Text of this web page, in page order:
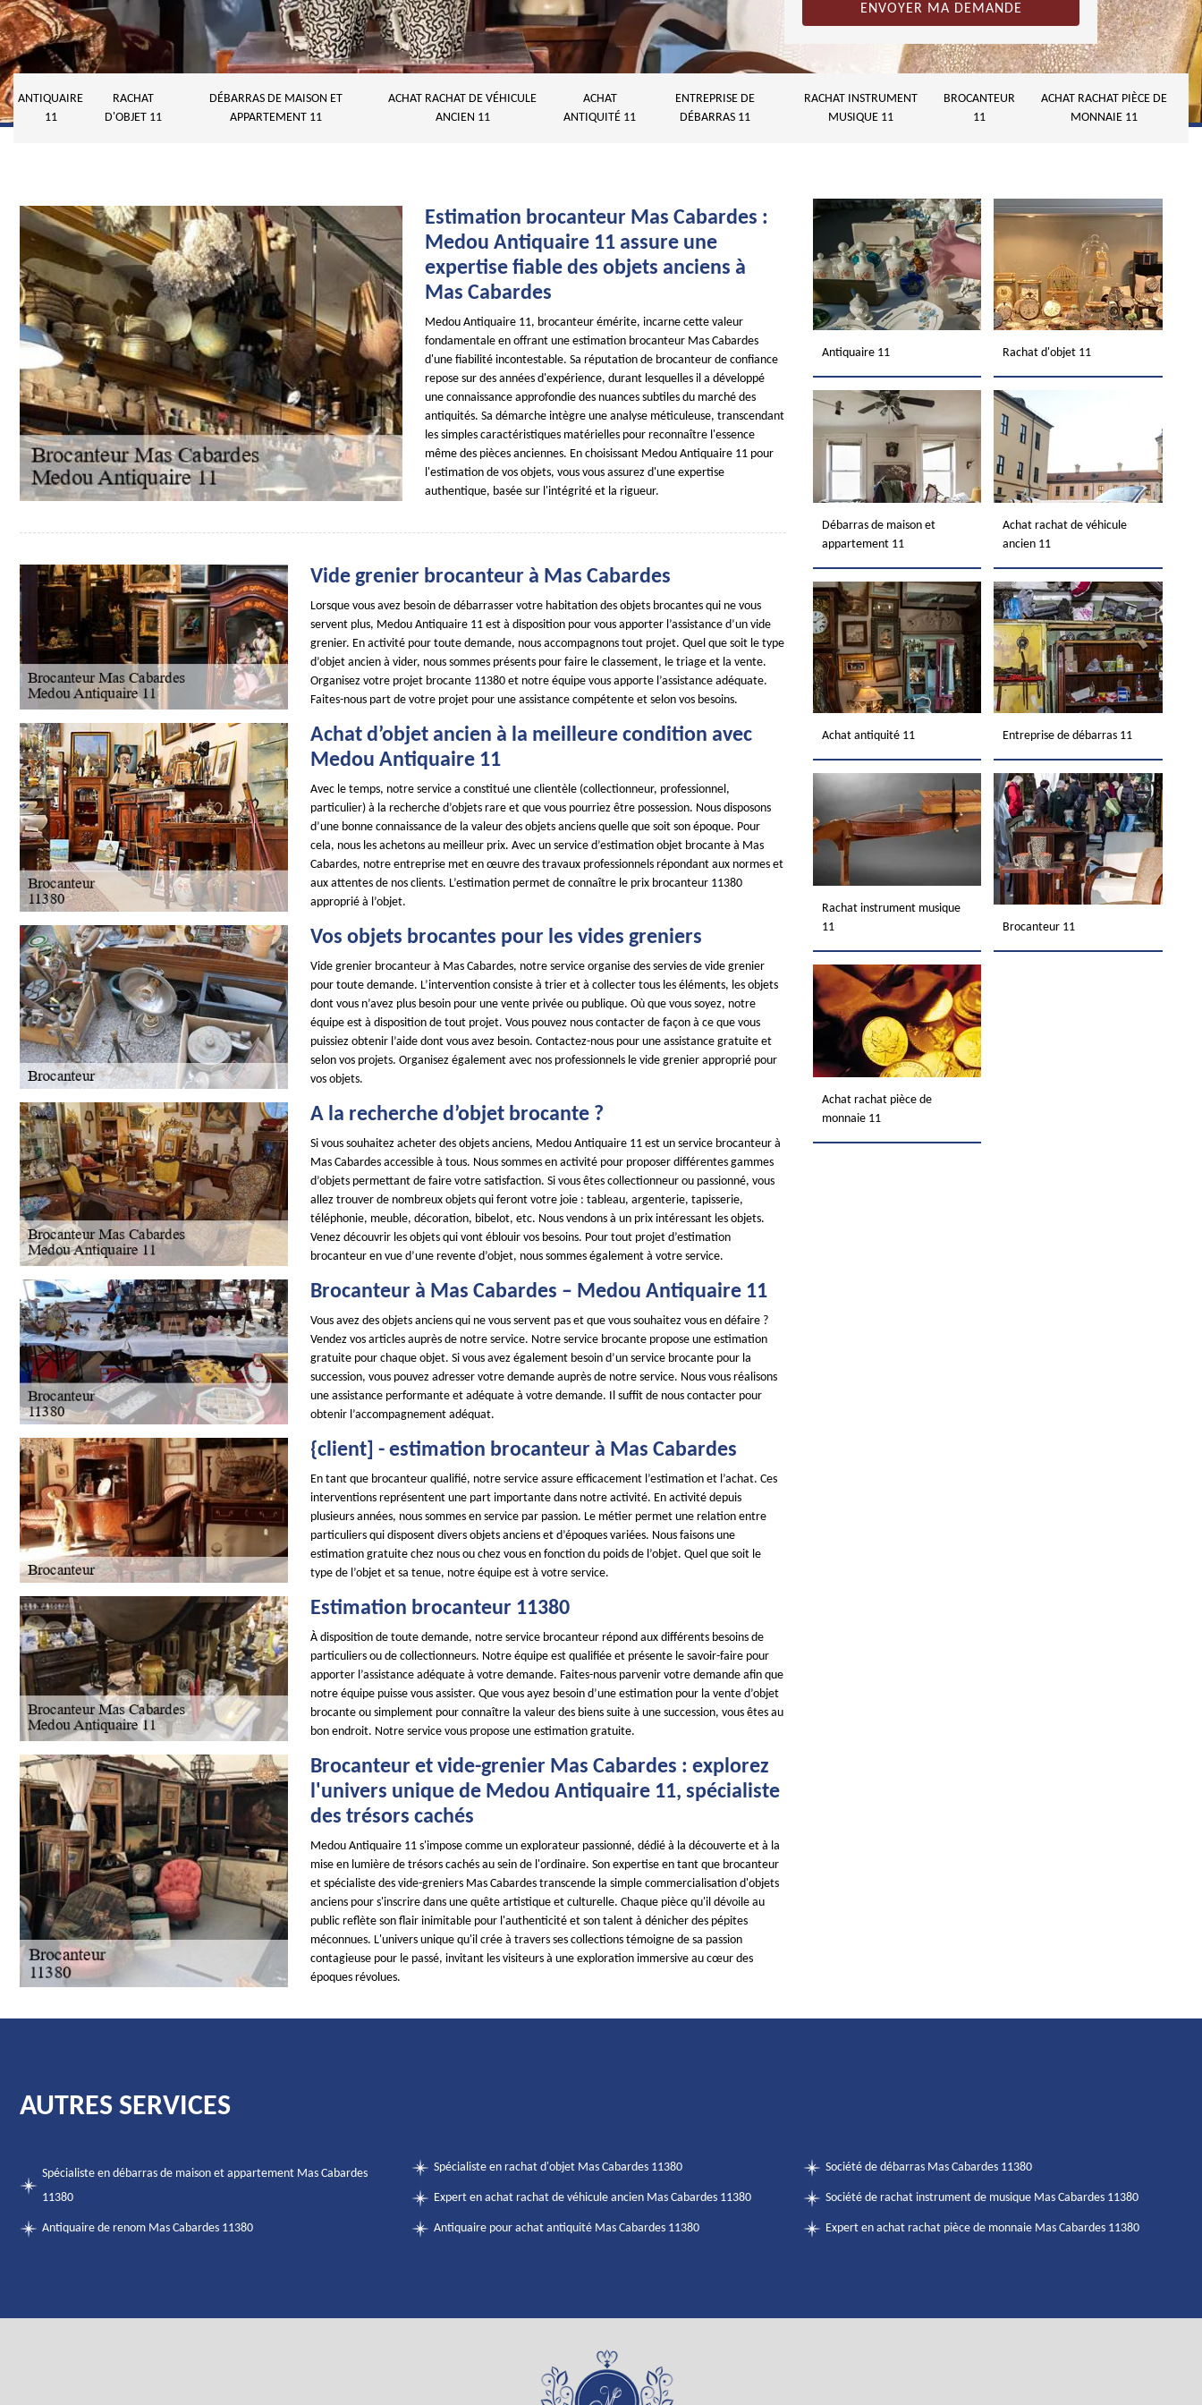
ANTIQUAIRE
11
RACHAT
D'OBJET 11
DÉBARRAS DE MAISON ET
APPARTEMENT 11
ACHAT RACHAT DE VÉHICULE
ANCIEN 11
ACHAT
ANTIQUITÉ 11
ENTREPRISE DE
DÉBARRAS 11
RACHAT INSTRUMENT
MUSIQUE 11
BROCANTEUR
11
ACHAT RACHAT PIÈCE DE
MONNAIE 11
Estimation brocanteur Mas Cabardes :
Medou Antiquaire 11 assure une
expertise fiable des objets anciens à
Mas Cabardes
Medou Antiquaire 11, brocanteur émérite, incarne cette valeur
fondamentale en offrant une estimation brocanteur Mas Cabardes
d'une fiabilité incontestable. Sa réputation de brocanteur de confiance
repose sur des années d'expérience, durant lesquelles il a développé
une connaissance approfondie des nuances subtiles du marché des
antiquités. Sa démarche intègre une analyse méticuleuse, transcendant
les simples caractéristiques matérielles pour reconnaître l'essence
même des pièces anciennes. En choisissant Medou Antiquaire 11 pour
l'estimation de vos objets, vous vous assurez d'une expertise
authentique, basée sur l'intégrité et la rigueur.
Vide grenier brocanteur à Mas Cabardes
Lorsque vous avez besoin de débarrasser votre habitation des objets brocantes qui ne vous
servent plus, Medou Antiquaire 11 est à disposition pour vous apporter l’assistance d’un vide
grenier. En activité pour toute demande, nous accompagnons tout projet. Quel que soit le type
d’objet ancien à vider, nous sommes présents pour faire le classement, le triage et la vente.
Organisez votre projet brocante 11380 et notre équipe vous apporte l’assistance adéquate.
Faites-nous part de votre projet pour une assistance compétente et selon vos besoins.
Achat d’objet ancien à la meilleure condition avec
Medou Antiquaire 11
Avec le temps, notre service a constitué une clientèle (collectionneur, professionnel,
particulier) à la recherche d’objets rare et que vous pourriez être possession. Nous disposons
d’une bonne connaissance de la valeur des objets anciens quelle que soit son époque. Pour
cela, nous les achetons au meilleur prix. Avec un service d’estimation objet brocante à Mas
Cabardes, notre entreprise met en œuvre des travaux professionnels répondant aux normes et
aux attentes de nos clients. L’estimation permet de connaître le prix brocanteur 11380
approprié à l’objet.
Vos objets brocantes pour les vides greniers
Vide grenier brocanteur à Mas Cabardes, notre service organise des servies de vide grenier
pour toute demande. L’intervention consiste à trier et à collecter tous les éléments, les objets
dont vous n’avez plus besoin pour une vente privée ou publique. Où que vous soyez, notre
équipe est à disposition de tout projet. Vous pouvez nous contacter de façon à ce que vous
puissiez obtenir l’aide dont vous avez besoin. Contactez-nous pour une assistance gratuite et
selon vos projets. Organisez également avec nos professionnels le vide grenier approprié pour
vos objets.
A la recherche d’objet brocante ?
Si vous souhaitez acheter des objets anciens, Medou Antiquaire 11 est un service brocanteur à
Mas Cabardes accessible à tous. Nous sommes en activité pour proposer différentes gammes
d’objets permettant de faire votre satisfaction. Si vous êtes collectionneur ou passionné, vous
allez trouver de nombreux objets qui feront votre joie : tableau, argenterie, tapisserie,
téléphonie, meuble, décoration, bibelot, etc. Nous vendons à un prix intéressant les objets.
Venez découvrir les objets qui vont éblouir vos besoins. Pour tout projet d’estimation
brocanteur en vue d’une revente d’objet, nous sommes également à votre service.
Brocanteur à Mas Cabardes – Medou Antiquaire 11
Vous avez des objets anciens qui ne vous servent pas et que vous souhaitez vous en défaire ?
Vendez vos articles auprès de notre service. Notre service brocante propose une estimation
gratuite pour chaque objet. Si vous avez également besoin d’un service brocante pour la
succession, vous pouvez adresser votre demande auprès de notre service. Nous vous réalisons
une assistance performante et adéquate à votre demande. Il suffit de nous contacter pour
obtenir l’accompagnement adéquat.
{client] - estimation brocanteur à Mas Cabardes
En tant que brocanteur qualifié, notre service assure efficacement l’estimation et l’achat. Ces
interventions représentent une part importante dans notre activité. En activité depuis
plusieurs années, nous sommes en service par passion. Le métier permet une relation entre
particuliers qui disposent divers objets anciens et d’époques variées. Nous faisons une
estimation gratuite chez nous ou chez vous en fonction du poids de l’objet. Quel que soit le
type de l’objet et sa tenue, notre équipe est à votre service.
Estimation brocanteur 11380
À disposition de toute demande, notre service brocanteur répond aux différents besoins de
particuliers ou de collectionneurs. Notre équipe est qualifiée et présente le savoir-faire pour
apporter l’assistance adéquate à votre demande. Faites-nous parvenir votre demande afin que
notre équipe puisse vous assister. Que vous ayez besoin d’une estimation pour la vente d’objet
brocante ou simplement pour connaître la valeur des biens suite à une succession, vous êtes au
bon endroit. Notre service vous propose une estimation gratuite.
Brocanteur et vide-grenier Mas Cabardes : explorez
l'univers unique de Medou Antiquaire 11, spécialiste
des trésors cachés
Medou Antiquaire 11 s'impose comme un explorateur passionné, dédié à la découverte et à la
mise en lumière de trésors cachés au sein de l'ordinaire. Son expertise en tant que brocanteur
et spécialiste des vide-greniers Mas Cabardes transcende la simple commercialisation d'objets
anciens pour s'inscrire dans une quête artistique et culturelle. Chaque pièce qu'il dévoile au
public reflète son flair inimitable pour l'authenticité et son talent à dénicher des pépites
méconnues. L'univers unique qu'il crée à travers ses collections témoigne de sa passion
contagieuse pour le passé, invitant les visiteurs à une exploration immersive au cœur des
époques révolues.
Antiquaire 11 Rachat d'objet 11
Débarras de maison et
appartement 11
Achat rachat de véhicule
ancien 11
Achat antiquité 11 Entreprise de débarras 11
Rachat instrument musique
11
Brocanteur 11
Achat rachat pièce de
monnaie 11
AUTRES SERVICES
Spécialiste en débarras de maison et appartement Mas Cabardes
11380
Antiquaire de renom Mas Cabardes 11380
Spécialiste en rachat d'objet Mas Cabardes 11380
Expert en achat rachat de véhicule ancien Mas Cabardes 11380
Antiquaire pour achat antiquité Mas Cabardes 11380
Société de débarras Mas Cabardes 11380
Société de rachat instrument de musique Mas Cabardes 11380
Expert en achat rachat pièce de monnaie Mas Cabardes 11380